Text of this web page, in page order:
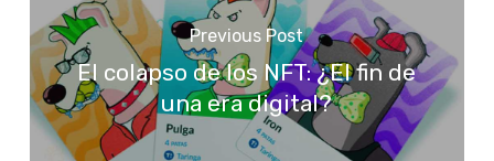
Previous Post
El colapso de los NFT: ¿El fin de
una era digital?